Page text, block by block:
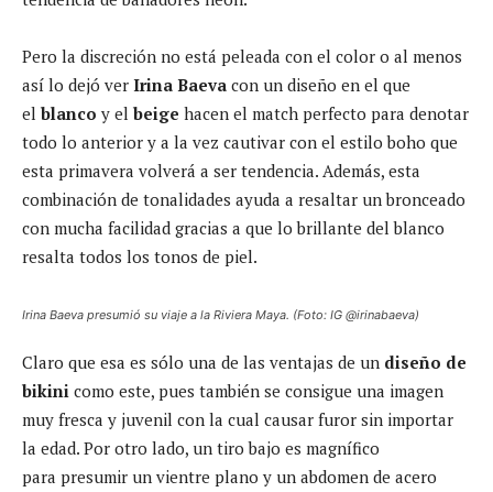
Pero la discreción no está peleada con el color o al menos
así lo dejó ver Irina Baeva con un diseño en el que
el blanco y el beige hacen el match perfecto para denotar
todo lo anterior y a la vez cautivar con el estilo boho que
esta primavera volverá a ser tendencia. Además, esta
combinación de tonalidades ayuda a resaltar un bronceado
con mucha facilidad gracias a que lo brillante del blanco
resalta todos los tonos de piel.
Irina Baeva presumió su viaje a la Riviera Maya. (Foto: IG @irinabaeva)
Claro que esa es sólo una de las ventajas de un diseño de
bikini como este, pues también se consigue una imagen
muy fresca y juvenil con la cual causar furor sin importar
la edad. Por otro lado, un tiro bajo es magnífico
para presumir un vientre plano y un abdomen de acero